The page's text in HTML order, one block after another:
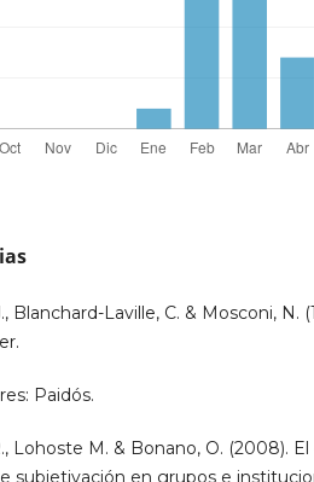
Blanchard-Laville, C. & Mosconi, N.
Paidós.
Lohoste M. & Bonano, O. (2008).
subjetivación en grupos e